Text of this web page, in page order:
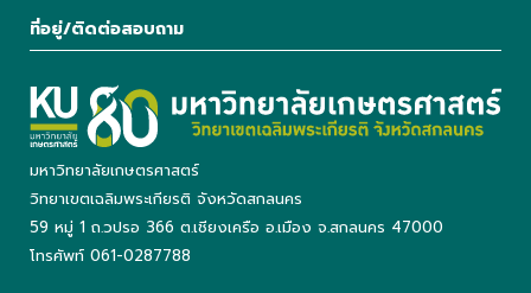
ที่อยู่/ติดต่อสอบถาม
มหาวิทยาลัยเกษตรศาสตร์
วิทยาเขตเฉลิมพระเกียรติ จังหวัดสกลนคร
59 หมู่ 1 ถ.วปรอ 366 ต.เชียงเครือ อ.เมือง จ.สกลนคร 47000
โทรศัพท์ 061-0287788